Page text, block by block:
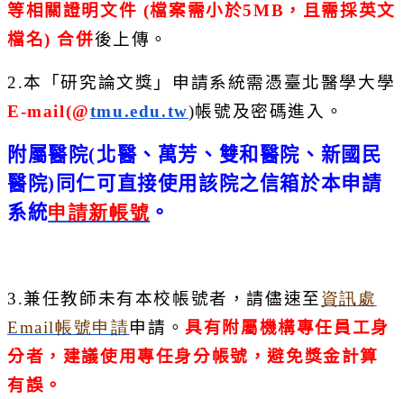
等相關證明文件 (檔案需小於5MB ，且需採英文
檔名)合併後上傳。
2.本「研究論文獎」申請系統需憑臺北醫學大學
E-mail(@tmu.edu.tw)帳號及密碼進入。
附屬醫院(北醫、萬芳、雙和醫院、新國民
醫院) 同仁可直接使用該 院之信箱於本申請
系統申請新帳號 。
3.兼任教師未有本校帳號者，請儘速至 資訊處
Email帳號申請申請。 具有附屬機構專任員工身
分者，建議使用專任身分帳號，避免獎金計算
有誤。